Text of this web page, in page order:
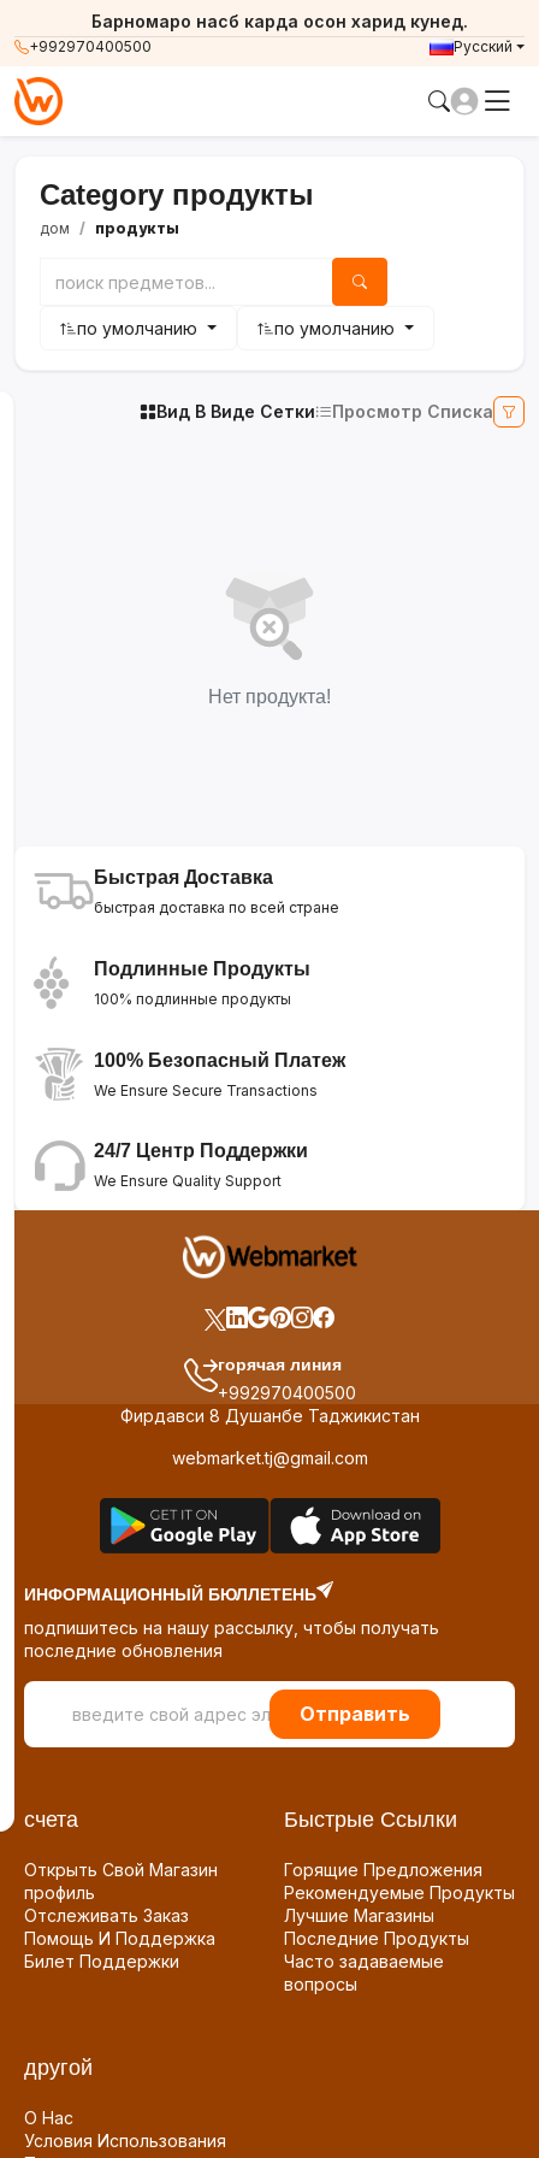
+992970400500
Барномаро насб карда осон харид кунед.
Русский
Category продукты
дом продукты
по умолчанию по умолчанию
Вид В Виде Сетки Просмотр Списка
Нет продукта!
Быстрая Доставка
быстрая доставка по всей стране
Подлинные Продукты
100% подлинные продукты
100% Безопасный Платеж
We Ensure Secure Transactions
24/7 Центр Поддержки
We Ensure Quality Support
горячая линия
+992970400500
Фирдавси 8 Душанбе Таджикистан
webmarket.tj@gmail.com
ИНФОРМАЦИОННЫЙ БЮЛЛЕТЕНЬ
подпишитесь на нашу рассылку, чтобы получать
последние обновления
Отправить
счета
Открыть Свой Магазин
профиль
Отслеживать Заказ
Помощь И Поддержка
Билет Поддержки
Быстрые Ссылки
Горящие Предложения
Рекомендуемые Продукты
Лучшие Магазины
Последние Продукты
Часто задаваемые
вопросы
другой
О Нас
Условия Использования